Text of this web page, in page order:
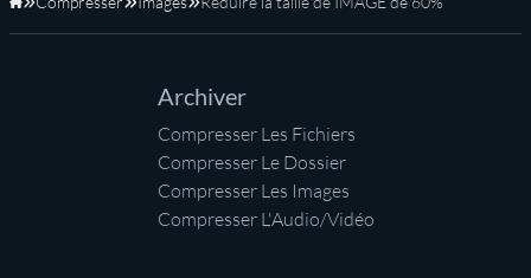
Accueil
Archiver
Compresser Les Fichiers
Compresser Le Dossier
Compresser Les Images
Compresser L'Audio/Vidéo